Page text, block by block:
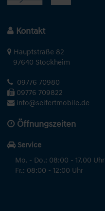
Kontakt
Hauptstraße 82
97640 Stockheim
09776 70980
09776 709822
info@seifertmobile.de
Öffnungszeiten
Service
Mo. - Do.: 08:00 - 17.00 Uhr
Fr.: 08:00 - 12:00 Uhr